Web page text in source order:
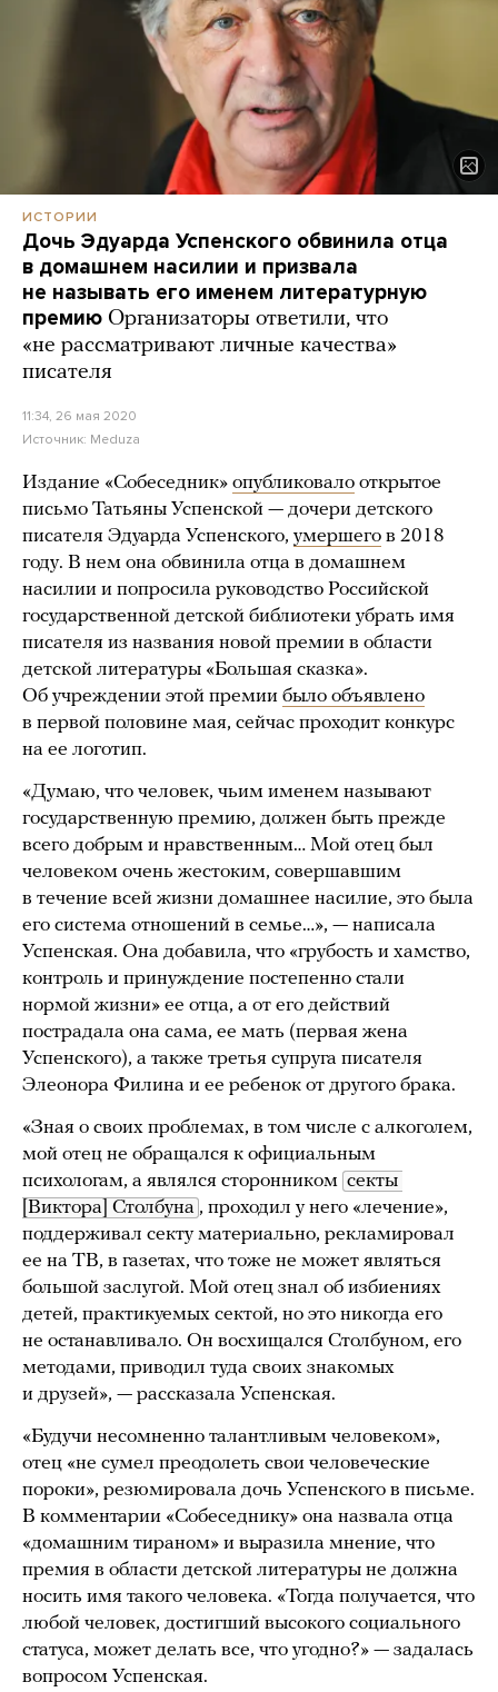
ИСТОРИИ
Дочь Эдуарда Успенского обвинила отца
в домашнем насилии и призвала
не называть его именем литературную
премию Организаторы ответили, что
«не рассматривают личные качества»
писателя
11:34, 26 мая 2020
Источник: Meduza
Издание «Собеседник» опубликовало открытое
письмо Татьяны Успенской — дочери детского
писателя Эдуарда Успенского, умершего в 2018
году. В нем она обвинила отца в домашнем
насилии и попросила руководство Российской
государственной детской библиотеки убрать имя
писателя из названия новой премии в области
детской литературы «Большая сказка».
Об учреждении этой премии было объявлено
в первой половине мая, сейчас проходит конкурс
на ее логотип.
«Думаю, что человек, чьим именем называют
государственную премию, должен быть прежде
всего добрым и нравственным… Мой отец был
человеком очень жестоким, совершавшим
в течение всей жизни домашнее насилие, это была
его система отношений в семье…», — написала
Успенская. Она добавила, что «грубость и хамство,
контроль и принуждение постепенно стали
нормой жизни» ее отца, а от его действий
пострадала она сама, ее мать (первая жена
Успенского), а также третья супруга писателя
Элеонора Филина и ее ребенок от другого брака.
«Зная о своих проблемах, в том числе с алкоголем,
мой отец не обращался к официальным
психологам, а являлся сторонником секты
[Виктора] Столбуна , проходил у него «лечение»,
поддерживал секту материально, рекламировал
ее на ТВ, в газетах, что тоже не может являться
большой заслугой. Мой отец знал об избиениях
детей, практикуемых сектой, но это никогда его
не останавливало. Он восхищался Столбуном, его
методами, приводил туда своих знакомых
и друзей», — рассказала Успенская.
«Будучи несомненно талантливым человеком»,
отец «не сумел преодолеть свои человеческие
пороки», резюмировала дочь Успенского в письме.
В комментарии «Собеседнику» она назвала отца
«домашним тираном» и выразила мнение, что
премия в области детской литературы не должна
носить имя такого человека. «Тогда получается, что
любой человек, достигший высокого социального
статуса, может делать все, что угодно?» — задалась
вопросом Успенская.